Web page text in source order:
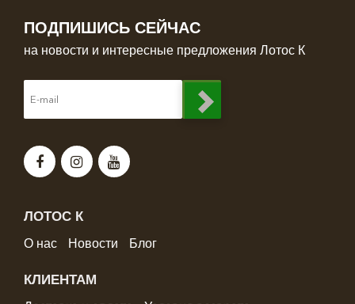
ПОДПИШИСЬ СЕЙЧАС
на новости и интересные предложения Лотос К
ЛОТОС К
О нас Новости Блог
КЛИЕНТАМ